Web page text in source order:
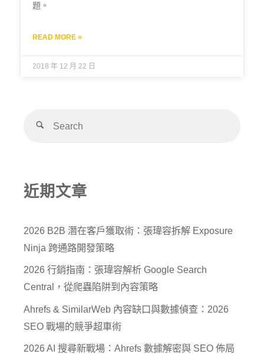
題。
READ MORE »
2018 年 12 月 22 日
近期文章
2026 B2B 潛在客戶獲取術：張瑋容拆解 Exposure
Ninja 跨通路開發策略
2026 行銷指南：張瑋容解析 Google Search
Central，從爬蟲陷阱到內容策略
Ahrefs & SimilarWeb 內容缺口與數據偵查：2026
SEO 戰場的競爭超車術
2026 AI 搜尋新戰場：Ahrefs 數據解密與 SEO 佈局